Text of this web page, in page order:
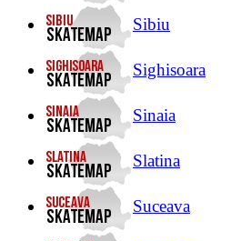
Sibiu
Sighisoara
Sinaia
Slatina
Suceava